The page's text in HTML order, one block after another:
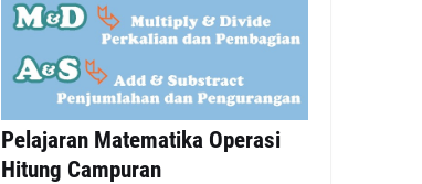
Pelajaran Matematika Operasi
Hitung Campuran